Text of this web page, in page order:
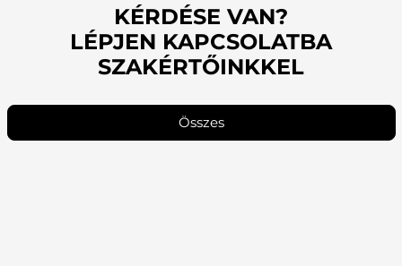
KÉRDÉSE VAN?
LÉPJEN KAPCSOLATBA
SZAKÉRTŐINKKEL
Összes